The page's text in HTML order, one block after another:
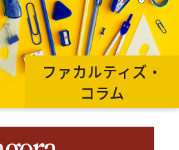
ファカルティズ・
コラム